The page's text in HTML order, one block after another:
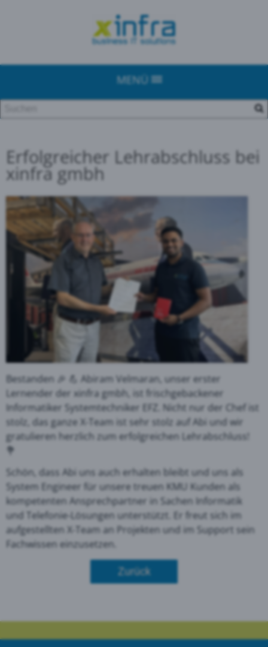
MENÜ
Erfolgreicher Lehrabschluss bei
xinfra gmbh
Bestanden 🎉 💪 Abiram Velmaran, unser erster
Lernender der xinfra gmbh, ist frischgebackener
Informatiker Systemtechniker EFZ. Nicht nur der Chef ist
stolz, das ganze X-Team ist sehr stolz auf Abi und wir
gratulieren herzlich zum erfolgreichen Lehrabschluss!
💐
Schön, dass Abi uns auch erhalten bleibt und uns als
System Engineer für unsere treuen KMU Kunden als
kompetenten Ansprechpartner in Sachen Informatik
und Telefonie-Lösungen unterstützt. Er freut sich im
aufgestellten X-Team an Projekten und im Support sein
Fachwissen einzusetzen.
Zurück